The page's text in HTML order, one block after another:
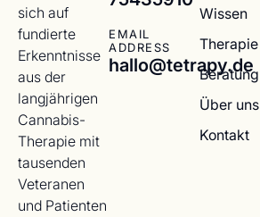
sich auf
fundierte
Erkenntnisse
aus der
langjährigen
Cannabis-
Therapie mit
tausenden
Veteranen
und Patienten
EMAIL
ADDRESS
hallo@tetrapy.de
Wissen
Therapie
Beratung
Über uns
Kontakt